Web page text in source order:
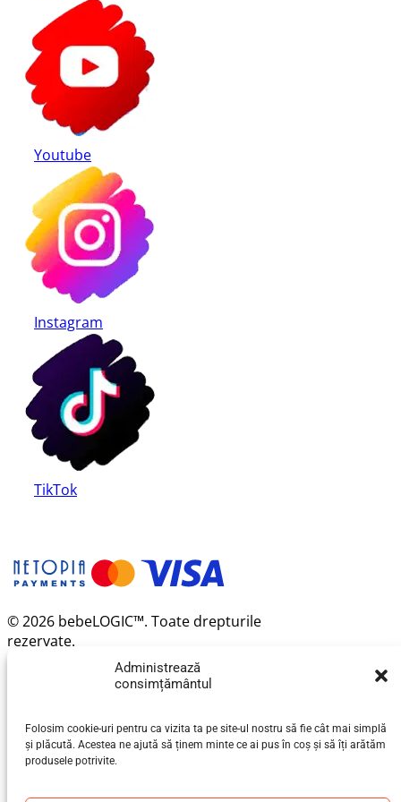
Administrează
consimțământul
Folosim cookie-uri pentru ca vizita ta pe site-ul nostru să fie cât mai simplă
și plăcută. Acestea ne ajută să ținem minte ce ai pus în coș și să îți arătăm
produsele potrivite.
Youtube
Instagram
TikTok
© 2026 bebeLOGIC™. Toate drepturile
rezervate.